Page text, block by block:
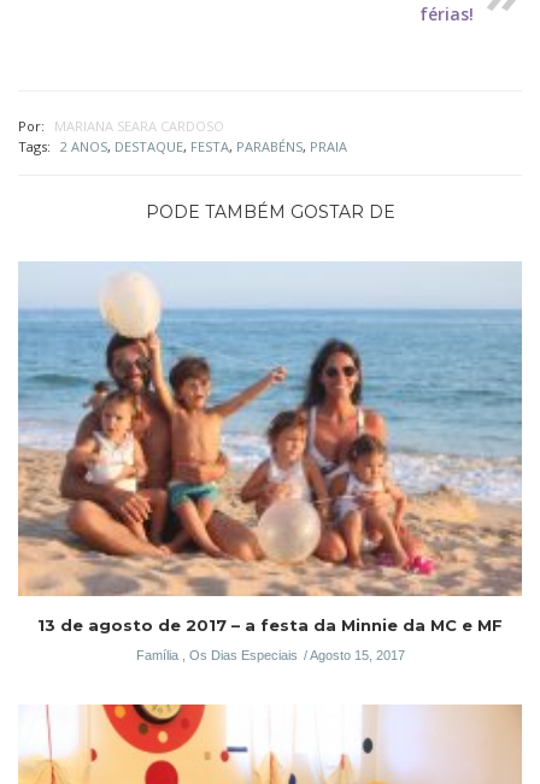
férias!
Por:
MARIANA SEARA CARDOSO
Tags: 2 ANOS, DESTAQUE, FESTA, PARABÉNS, PRAIA
PODE TAMBÉM GOSTAR DE
13 de agosto de 2017 – a festa da Minnie da MC e MF
Família, Os Dias Especiais Agosto 15, 2017